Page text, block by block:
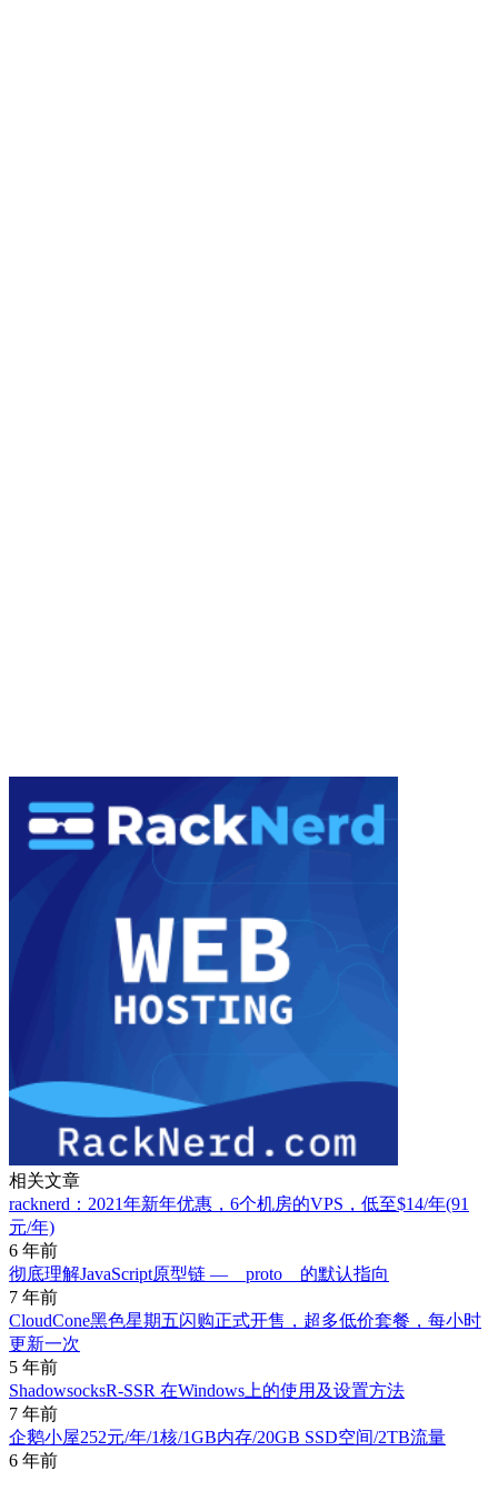
相关文章
racknerd：2021年新年优惠，6个机房的VPS，低至$14/年(91
元/年)
6 年前
彻底理解JavaScript原型链 —__proto__的默认指向
7 年前
CloudCone黑色星期五闪购正式开售，超多低价套餐，每小时
更新一次
5 年前
ShadowsocksR-SSR 在Windows上的使用及设置方法
7 年前
企鹅小屋252元/年/1核/1GB内存/20GB SSD空间/2TB流量
6 年前